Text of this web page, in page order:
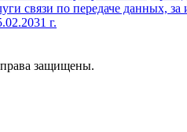
связи по передаче данных,
г.
защищены.